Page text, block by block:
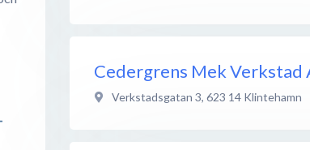
Cedergrens Mek Verkstad
Verkstadsgatan 3, 623 14 Klintehamn